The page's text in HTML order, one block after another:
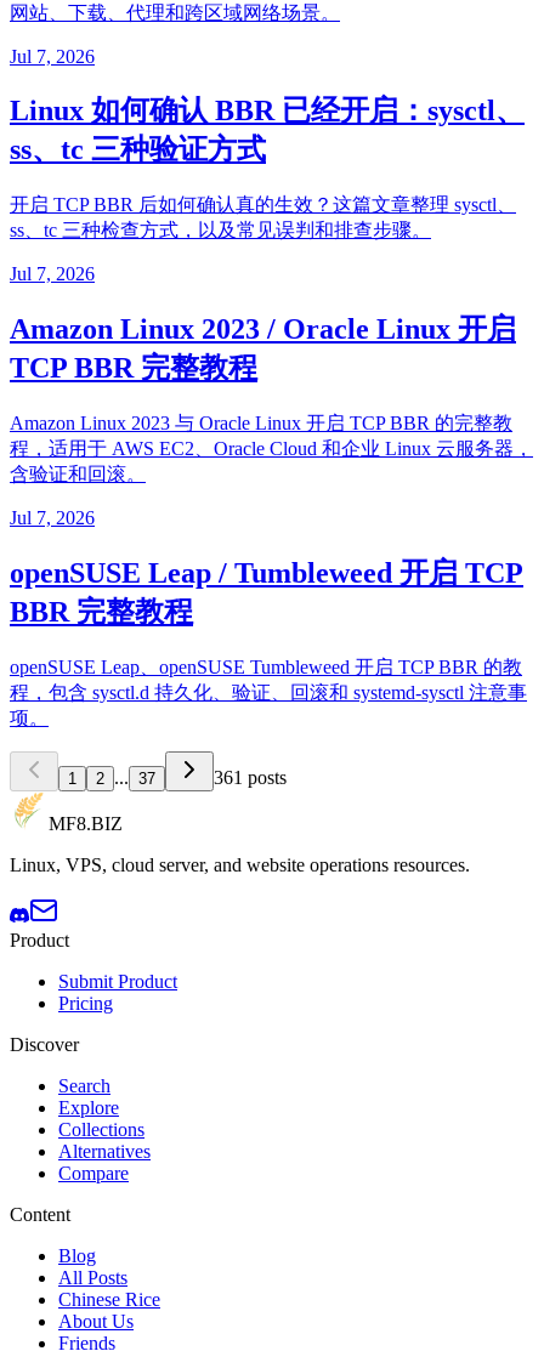
网站、下载、代理和跨区域网络场景。
Jul 7, 2026
Linux 如何确认 BBR 已经开启：sysctl、
ss、tc 三种验证方式
开启 TCP BBR 后如何确认真的生效？这篇文章整理 sysctl、
ss、tc 三种检查方式，以及常见误判和排查步骤。
Jul 7, 2026
Amazon Linux 2023 / Oracle Linux 开启
TCP BBR 完整教程
Amazon Linux 2023 与 Oracle Linux 开启 TCP BBR 的完整教
程，适用于 AWS EC2、Oracle Cloud 和企业 Linux 云服务器，
含验证和回滚。
Jul 7, 2026
openSUSE Leap / Tumbleweed 开启 TCP
BBR 完整教程
openSUSE Leap、openSUSE Tumbleweed 开启 TCP BBR 的教
程，包含 sysctl.d 持久化、验证、回滚和 systemd-sysctl 注意事
项。
1 2 ... 37 361 posts
MF8.BIZ
Linux, VPS, cloud server, and website operations resources.
Product
Submit Product
Pricing
Discover
Search
Explore
Collections
Alternatives
Compare
Content
Blog
All Posts
Chinese Rice
About Us
Friends